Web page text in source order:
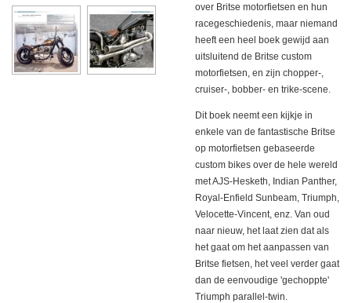
over Britse motorfietsen en hun
racegeschiedenis, maar niemand
heeft een heel boek gewijd aan
uitsluitend de Britse custom
motorfietsen, en zijn chopper-,
cruiser-, bobber- en trike-scene.
Dit boek neemt een kijkje in
enkele van de fantastische Britse
op motorfietsen gebaseerde
custom bikes over de hele wereld
met AJS-Hesketh, Indian Panther,
Royal-Enfield Sunbeam, Triumph,
Velocette-Vincent, enz. Van oud
naar nieuw, het laat zien dat als
het gaat om het aanpassen van
Britse fietsen, het veel verder gaat
dan de eenvoudige 'gechoppte'
Triumph parallel-twin.